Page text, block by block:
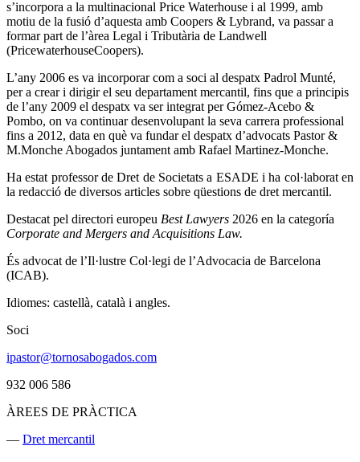
s’incorpora a la multinacional Price Waterhouse i al 1999, amb
motiu de la fusió d’aquesta amb Coopers & Lybrand, va passar a
formar part de l’àrea Legal i Tributària de Landwell
(PricewaterhouseCoopers).
L’any 2006 es va incorporar com a soci al despatx Padrol Munté,
per a crear i dirigir el seu departament mercantil, fins que a principis
de l’any 2009 el despatx va ser integrat per Gómez-Acebo &
Pombo, on va continuar desenvolupant la seva carrera professional
fins a 2012, data en què va fundar el despatx d’advocats Pastor &
M.Monche Abogados juntament amb Rafael Martinez-Monche.
Ha estat professor de Dret de Societats a ESADE i ha col·laborat en
la redacció de diversos articles sobre qüestions de dret mercantil.
Destacat pel directori europeu Best Lawyers 2026 en la categoría
Corporate and Mergers and Acquisitions Law.
És advocat de l’Il·lustre Col·legi de l’Advocacia de Barcelona
(ICAB).
Idiomes: castellà, català i angles.
Soci
ipastor@tornosabogados.com
932 006 586
ÀREES DE PRÀCTICA
— Dret mercantil